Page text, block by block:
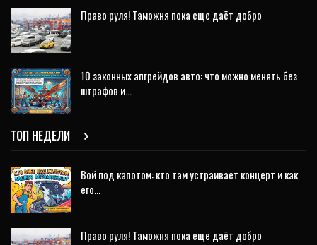
Право руля! Таможня пока еще даёт добро
10 законных апгрейдов авто: что можно менять без
штрафов и…
ТОП НЕДЕЛИ
Вой под капотом: кто там устраивает концерт и как
его…
Право руля! Таможня пока еще даёт добро